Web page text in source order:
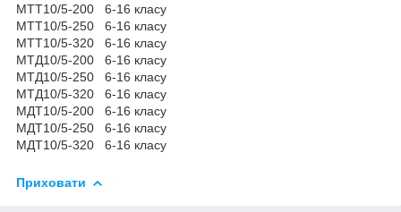
МТТ10/5-200 6-16 класу
МТТ10/5-250 6-16 класу
МТТ10/5-320 6-16 класу
МТД10/5-200 6-16 класу
МТД10/5-250 6-16 класу
МТД10/5-320 6-16 класу
МДТ10/5-200 6-16 класу
МДТ10/5-250 6-16 класу
МДТ10/5-320 6-16 класу
Приховати